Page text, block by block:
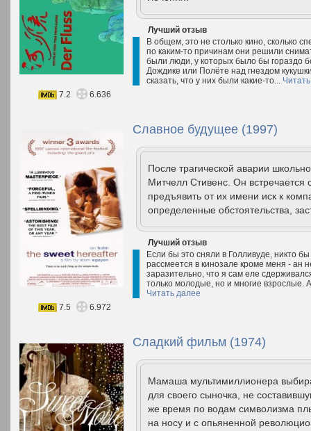
Лучший отзыв
В общем, это не столько кино, сколько
по каким-то причинам они решили
были люди, у которых было бы гораздо
Дождике или Полёте над гнездом
сказать, что у них были какие-то...
7.2
6.636
Славное будущее (1997)
После трагической аварии
Митчелл Стивенс. Он
предъявить от их имени иск к
определенные обстоятельства,
Лучший отзыв
Если бы это сняли в Голливуде, никто
рассмеется в кинозале кроме меня - ан
заразительно, что я сам еле
только молодые, но и многие взрослые.
Читать далее
7.5
6.972
Сладкий фильм (1974)
Мамаша мультимиллионера
для своего сыночка, не
же время по водам символизма
на носу и с опьяненной